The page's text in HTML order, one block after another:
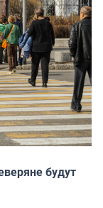
будут